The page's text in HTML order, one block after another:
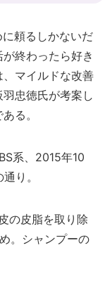
頼るしかないだ
終わったら好き
マイルドな改善
忠徳氏が考案し
る。
系、2015年10
り。
の皮脂を取り除
。シャンプーの